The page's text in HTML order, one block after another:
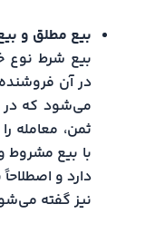
بیع مطلق و
بیع شرط نوع
در آن
می‌شود که در
ثمن، معامله
با بیع
دارد و
نیز گفته